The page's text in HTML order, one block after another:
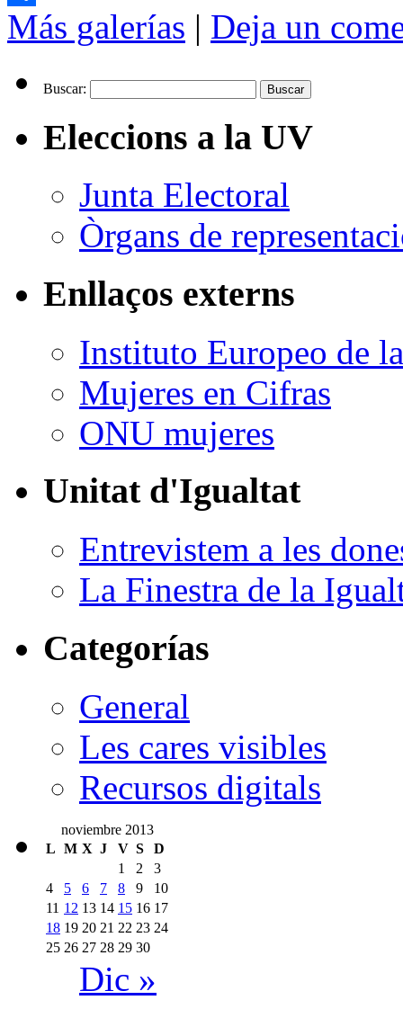
Compartir
Más galerías | Deja un
Buscar:
Eleccions a la UV
Junta Electoral
Òrgans de
Enllaços externs
Instituto Europeo de
Mujeres en Cifras
ONU mujeres
Unitat d'Igualtat
Entrevistem a les
La Finestra de la
Categorías
General
Les cares visibles
Recursos digitals
noviembre 2013
L M X J V S
D
1
2
3
4
5 6 7 8 9
10
11 12 13 14 15 16 17
18 19 20 21 22 23 24
25 26 27 28 29 30
Dic »